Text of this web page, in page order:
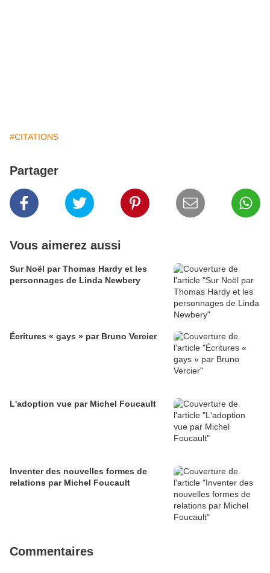
#CITATIONS
Partager
Vous aimerez aussi
Sur Noël par Thomas Hardy et les
personnages de Linda Newbery
Écritures « gays » par Bruno Vercier
L'adoption vue par Michel Foucault
Inventer des nouvelles formes de
relations par Michel Foucault
Commentaires